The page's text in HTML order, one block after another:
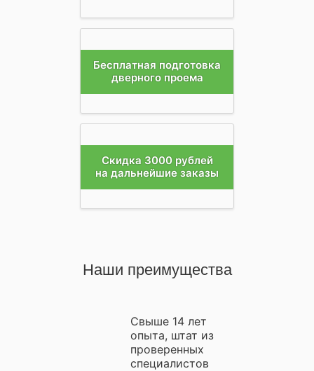
Бесплатная подготовка
дверного проема
Скидка 3000 рублей
на дальнейшие заказы
Наши преимущества
Свыше 14 лет
опыта, штат из
проверенных
специалистов